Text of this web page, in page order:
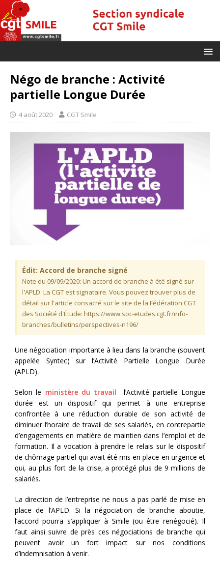
Négo de branche : Activité
partielle Longue Durée
4 août 2020 CGT Smile
Édit: Accord de branche signé
Note du 09/09/2020: Un accord de branche à été signé sur
l'APLD. La CGT est signataire. Vous pouvez trouver plus de
détail sur l'article consacré sur le site de la Fédération CGT
des Société d'Étude: https://www.soc-etudes.cgt.fr/info-
branches/bulletins/perspectives-n196/
Une négociation importante à lieu dans la branche (souvent
appelée Syntec) sur l’Activité Partielle Longue Durée
(APLD).
Selon le ministère du travail l’Activité partielle Longue
durée est un dispositif qui permet à une entreprise
confrontée à une réduction durable de son activité de
diminuer l’horaire de travail de ses salariés, en contrepartie
d’engagements en matière de maintien dans l’emploi et de
formation. Il a vocation à prendre le relais sur le dispositif
de chômage partiel qui avait été mis en place en urgence et
qui, au plus fort de la crise, a protégé plus de 9 millions de
salariés.
La direction de l’entreprise ne nous a pas parlé de mise en
place de l’APLD. Si la négociation de branche aboutie,
l’accord pourra s’appliquer à Smile (ou être renégocié). Il
faut ainsi suivre de près ces négociations de branche qui
peuvent avoir un fort impact sur nos conditions
d’indemnisation à venir.